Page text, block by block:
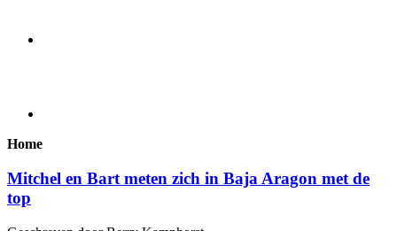
Home
Mitchel en Bart meten zich in Baja Aragon met de
top